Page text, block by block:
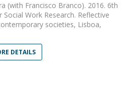
(with Francisco Branco). 2016. 6th
Work Research. Reflective
societies, Lisboa,
DETAILS